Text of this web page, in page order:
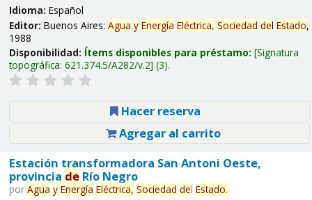
Idioma: Español
Editor: Buenos Aires: Agua y Energía Eléctrica, Sociedad del Estado,
1988
Disponibilidad: Ítems disponibles para préstamo: Signatura
topográfica: 621.374.5/A282/v.2 (3).
Hacer reserva
Agregar al carrito
Estación transformadora San Antoni Oeste,
provincia deRío Negro
por Agua y Energía Eléctrica, Sociedad del Estado.